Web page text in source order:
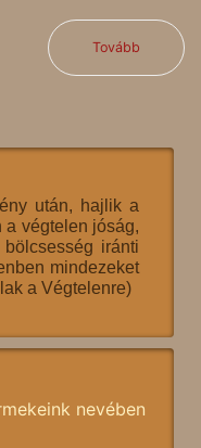
Tovább
után, hajlik a
a végtelen jóság,
iránti
mindezeket
a Végtelenre)
nevében